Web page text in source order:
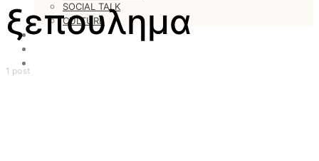
SOCIAL TALK
CULTURE
LOVESTARS
ξεπουλημα
1 post